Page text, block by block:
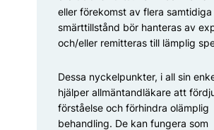
eller förekomst av flera samtidiga
smärttillstånd bör hanteras av
och/eller remitteras till lämplig
Dessa nyckelpunkter, i all sin
hjälper allmäntandläkare att
för­ståelse och förhindra olämplig
behandling. De kan fungera som